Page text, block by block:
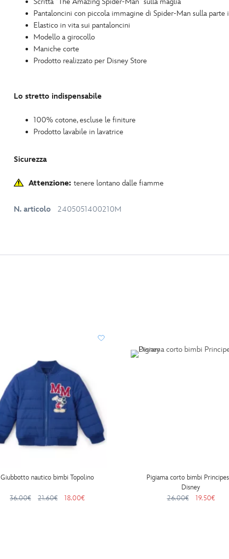
Pantaloncini con piccola immagine di Spider-Man sulla parte
Elastico in vita sui pantaloncini
Modello a girocollo
Maniche corte
Prodotto realizzato per Disney Store
Lo stretto indispensabile
100% cotone, escluse le finiture
Prodotto lavabile in lavatrice
Sicurezza
Attenzione: tenere lontano dalle fiamme
N. articolo 2405051400210M
Giubbotto nautico bimbi Topolino
36.00€ 21.60€ 18.00€
Pigiama corto bimbi
Disney
26.00€
19.50€